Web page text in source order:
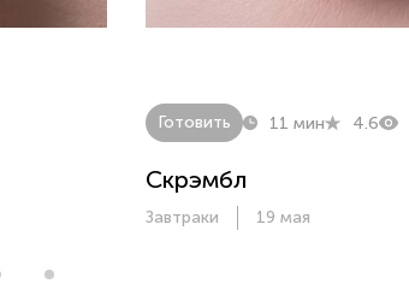
Готовить 11 мин 4.6
Скрэмбл
Завтраки 19 мая